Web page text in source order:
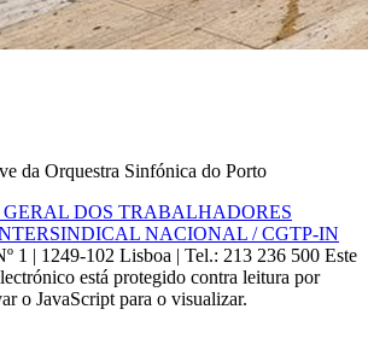
da Orquestra Sinfónica do Porto
DOS TRABALHADORES
NACIONAL / CGTP-IN
1 | 1249-102 Lisboa | Tel.: 213 236 500 Este
está protegido contra leitura por
o JavaScript para o visualizar.